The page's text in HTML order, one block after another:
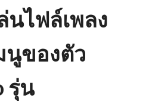
นไฟล์เพลง
นูของตัว
รุ่น